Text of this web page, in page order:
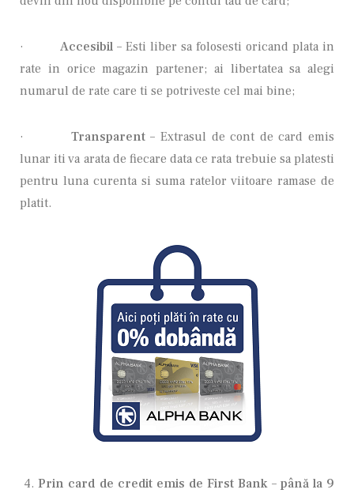
· Accesibil – Esti liber sa folosesti oricand plata in
rate in orice magazin partener; ai libertatea sa alegi
numarul de rate care ti se potriveste cel mai bine;
· Transparent – Extrasul de cont de card emis
lunar iti va arata de fiecare data ce rata trebuie sa platesti
pentru luna curenta si suma ratelor viitoare ramase de
platit.
4.Prin card de credit emis de First Bank – până la 9